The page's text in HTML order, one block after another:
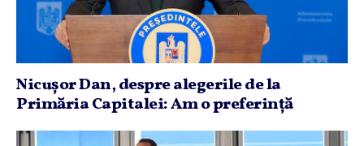
Nicuşor Dan, despre alegerile de la
Primăria Capitalei: Am o preferinţă